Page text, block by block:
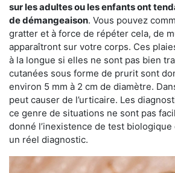
sur les adultes ou les enfants ont
de démangeaison. Vous pouvez
gratter et à force de répéter cela, de
apparaîtront sur votre corps. Ces
à la longue si elles ne sont pas bien
cutanées sous forme de prurit sont
environ 5 mm à 2 cm de diamètre.
peut causer de l’urticaire. Les
ce genre de situations ne sont pas
donné l’inexistence de test
un réel diagnostic.